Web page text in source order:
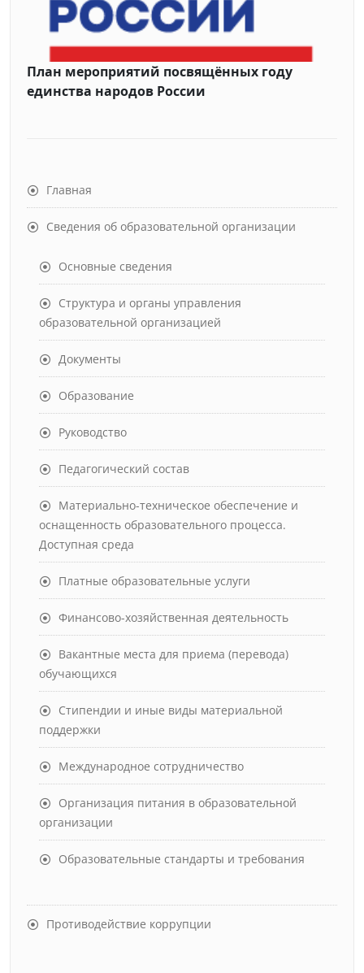
План мероприятий посвящённых году
единства народов России
Главная
Сведения об образовательной организации
Основные сведения
Структура и органы управления
образовательной организацией
Документы
Образование
Руководство
Педагогический состав
Материально-техническое обеспечение и
оснащенность образовательного процесса.
Доступная среда
Платные образовательные услуги
Финансово-хозяйственная деятельность
Вакантные места для приема (перевода)
обучающихся
Стипендии и иные виды материальной
поддержки
Международное сотрудничество
Организация питания в образовательной
организации
Образовательные стандарты и требования
Противодействие коррупции